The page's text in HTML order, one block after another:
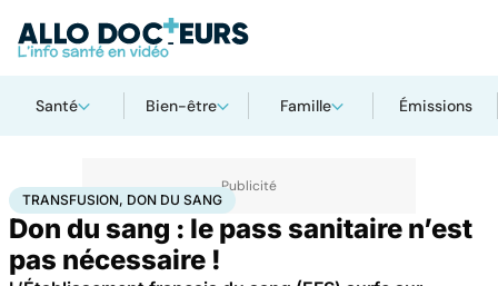
Santé Bien-être Famille Émissions
AccueilSantéTransfusion, don du sang
TRANSFUSION, DON DU SANG
Don du sang : le pass sanitaire n’est
pas nécessaire !